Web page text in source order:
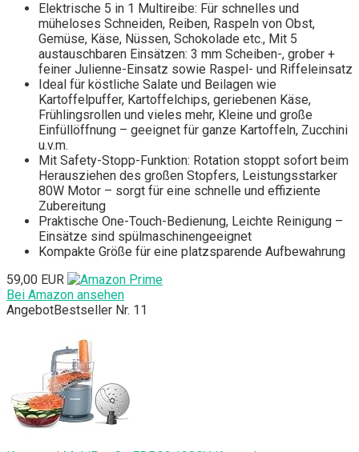
Elektrische 5 in 1 Multireibe: Für schnelles und
müheloses Schneiden, Reiben, Raspeln von Obst,
Gemüse, Käse, Nüssen, Schokolade etc., Mit 5
austauschbaren Einsätzen: 3 mm Scheiben-, grober +
feiner Julienne-Einsatz sowie Raspel- und Riffeleinsatz
Ideal für köstliche Salate und Beilagen wie
Kartoffelpuffer, Kartoffelchips, geriebenen Käse,
Frühlingsrollen und vieles mehr, Kleine und große
Einfüllöffnung – geeignet für ganze Kartoffeln, Zucchini
u.v.m.
Mit Safety-Stopp-Funktion: Rotation stoppt sofort beim
Herausziehen des großen Stopfers, Leistungsstarker
80W Motor – sorgt für eine schnelle und effiziente
Zubereitung
Praktische One-Touch-Bedienung, Leichte Reinigung –
Einsätze sind spülmaschinengeeignet
Kompakte Größe für eine platzsparende Aufbewahrung
59,00 EUR
Bei Amazon ansehen
AngebotBestseller Nr. 11